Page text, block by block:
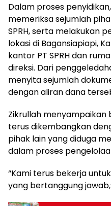
Dalam proses
memeriksa sejumlah
SPRH, serta melakukan
lokasi di Bagansiapiapi,
kantor PT SPRH dan
direksi. Dari
menyita sejumlah
dengan aliran dana
Zikrullah menyampaikan
terus dikembangkan
pihak lain yang diduga
dalam proses
“Kami terus bekerja
yang bertanggung